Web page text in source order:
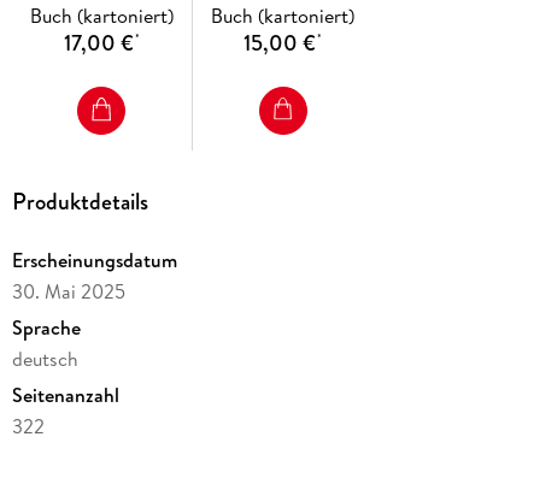
Buch (kartoniert)
17,00 €*
Buch (kartoniert)
15,00 €*
Produktdetails
Erscheinungsdatum
30. Mai 2025
Sprache
deutsch
Seitenanzahl
322